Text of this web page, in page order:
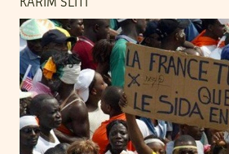
KARIM SLITI